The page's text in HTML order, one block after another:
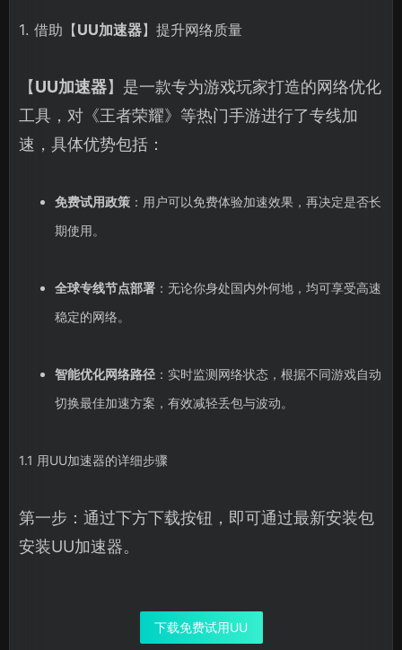
1. 借助【UU加速器】提升网络质量
【UU加速器】是一款专为游戏玩家打造的网络优化
工具，对《王者荣耀》等热门手游进行了专线加
速，具体优势包括：
免费试用政策：用户可以免费体验加速效果，再决定是否长
期使用。
全球专线节点部署：无论你身处国内外何地，均可享受高速
稳定的网络。
智能优化网络路径：实时监测网络状态，根据不同游戏自动
切换最佳加速方案，有效减轻丢包与波动。
1.1 用UU加速器的详细步骤
第一步：通过下方下载按钮，即可通过最新安装包
安装UU加速器。
下载免费试用UU